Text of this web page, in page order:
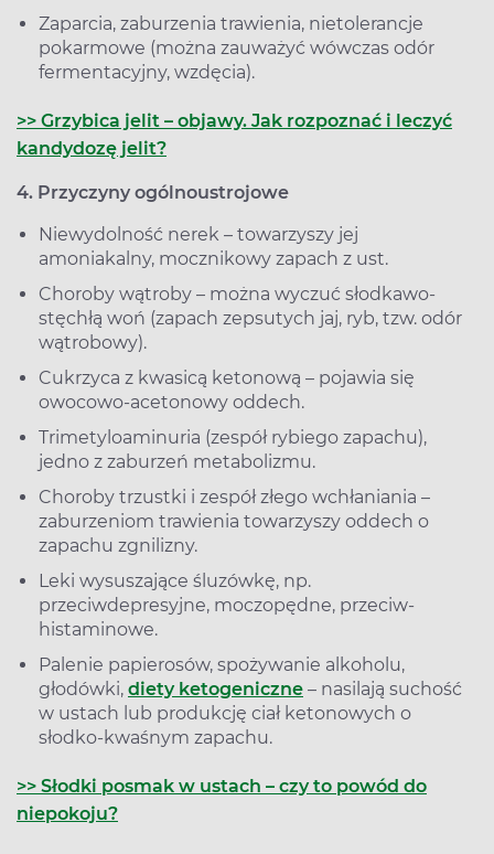
Zaparcia, zaburzenia trawienia, nietolerancje
pokarmowe (można zauważyć wówczas odór
fermentacyjny, wzdęcia).
>> Grzybica jelit – objawy. Jak rozpoznać i leczyć
kandydozę jelit?
4. Przyczyny ogólnoustrojowe
Niewydolność nerek – towarzyszy jej
amoniakalny, mocznikowy zapach z ust.
Choroby wątroby – można wyczuć słodkawo-
stęchłą woń (zapach zepsutych jaj, ryb, tzw. odór
wątrobowy).
Cukrzyca z kwasicą ketonową – pojawia się
owocowo-acetonowy oddech.
Trimetyloaminuria (zespół rybiego zapachu),
jedno z zaburzeń metabolizmu.
Choroby trzustki i zespół złego wchłaniania –
zaburzeniom trawienia towarzyszy oddech o
zapachu zgnilizny.
Leki wysuszające śluzówkę, np.
przeciwdepresyjne, moczopędne, przeciw­
histaminowe.
Palenie papierosów, spożywanie alkoholu,
głodówki, diety ketogeniczne – nasilają suchość
w ustach lub produkcję ciał ketonowych o
słodko-kwaśnym zapachu.
>> Słodki posmak w ustach – czy to powód do
niepokoju?